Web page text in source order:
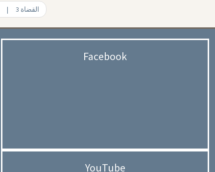
Judges 3 | 3 القضاة
Facebook
YouTube